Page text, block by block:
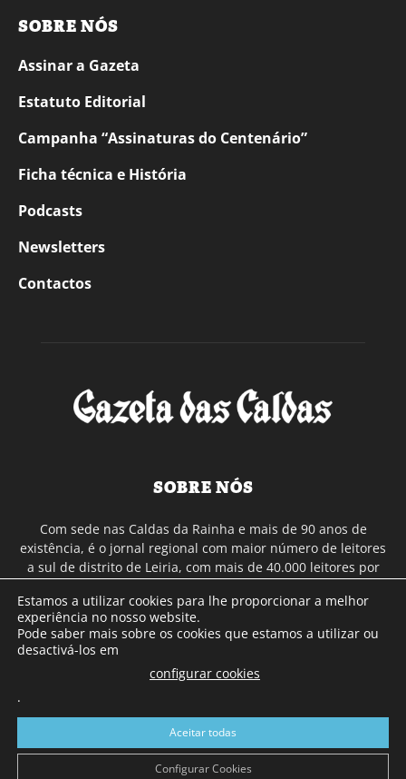
SOBRE NÓS
Assinar a Gazeta
Estatuto Editorial
Campanha “Assinaturas do Centenário”
Ficha técnica e História
Podcasts
Newsletters
Contactos
SOBRE NÓS
Com sede nas Caldas da Rainha e mais de 90 anos de
existência, é o jornal regional com maior número de leitores
a sul de distrito de Leiria, com mais de 40.000 leitores por
Continental e assinatura online.
SIGA-NOS
Estamos a utilizar cookies para lhe proporcionar a melhor
experiência no nosso website.
Pode saber mais sobre os cookies que estamos a utilizar ou
desactivá-los em
configurar cookies
.
Aceitar todas
Configurar Cookies